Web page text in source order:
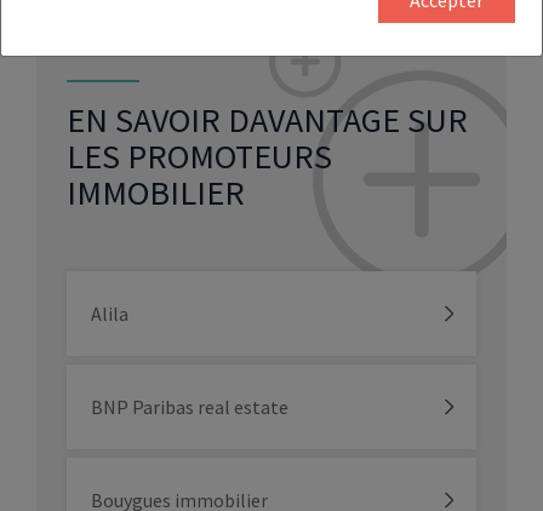
EN SAVOIR DAVANTAGE SUR
LES PROMOTEURS
IMMOBILIER
Alila
BNP Paribas real estate
Bouygues immobilier